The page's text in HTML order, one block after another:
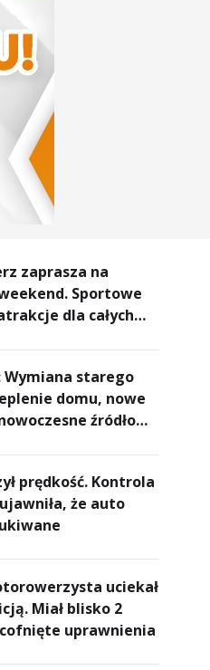
zaprasza na
Sportowe
dla całych
Wymiana starego
domu, nowe
źródło
i... czystsze
prędkość. Kontrola
że auto
uciekał
Miał blisko 2
uprawnienia